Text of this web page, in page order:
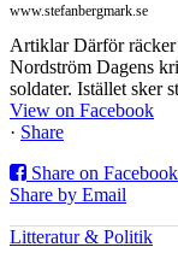
www.stefanbergmark.se
Artiklar Därför
Nordström Dagens
soldater. Istället sker
View on Facebook
· Share
Share on Facebook
Share by Email
Litteratur & Politik